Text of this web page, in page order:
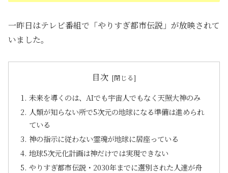
一昨日はテレビ番組で「やりすぎ都市伝説」が放映されて
いました。
目次
未来を導くのは、AIでも宇宙人でもなく天照大神のみ
人類が知らない所で5次元の地球になる準備は進められ
ている
神の指示に従わない霊魂が地球に居座っている
地球5次元化計画は神だけでは実現できない
やりすぎ都市伝説・2030年までに選別された人達が舟